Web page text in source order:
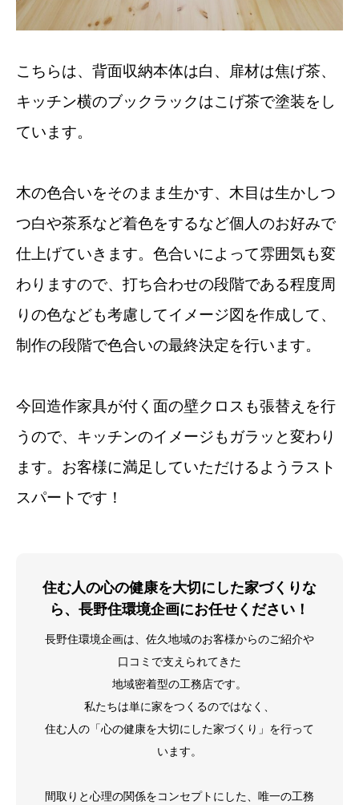
こちらは、背面収納本体は白、扉材は焦げ茶、
キッチン横のブックラックはこげ茶で塗装をし
ています。
木の色合いをそのまま生かす、木目は生かしつ
つ白や茶系など着色をするなど個人のお好みで
仕上げていきます。色合いによって雰囲気も変
わりますので、打ち合わせの段階である程度周
りの色なども考慮してイメージ図を作成して、
制作の段階で色合いの最終決定を行います。
今回造作家具が付く面の壁クロスも張替えを行
うので、キッチンのイメージもガラッと変わり
ます。お客様に満足していただけるようラスト
スパートです！
住む人の心の健康を大切にした家づくりな
ら、長野住環境企画にお任せください！
長野住環境企画は、佐久地域のお客様からのご紹介や
口コミで支えられてきた
地域密着型の工務店です。
私たちは単に家をつくるのではなく、
住む人の「心の健康を大切にした家づくり」を行って
います。
間取りと心理の関係をコンセプトにした、唯一の工務